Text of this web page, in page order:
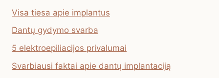
Visa tiesa apie implantus
Dantų gydymo svarba
5 elektroepiliacijos privalumai
Svarbiausi faktai apie dantų implantaciją